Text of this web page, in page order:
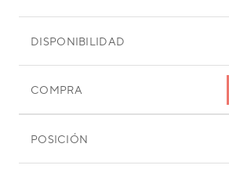
DISPONIBILIDAD
COMPRA
POSICIÓN